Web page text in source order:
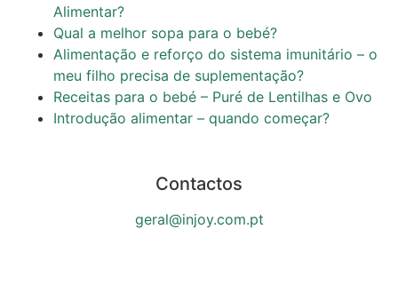
Alimentar?
Qual a melhor sopa para o bebé?
Alimentação e reforço do sistema imunitário – o
meu filho precisa de suplementação?
Receitas para o bebé – Puré de Lentilhas e Ovo
Introdução alimentar – quando começar?
Contactos
geral@injoy.com.pt